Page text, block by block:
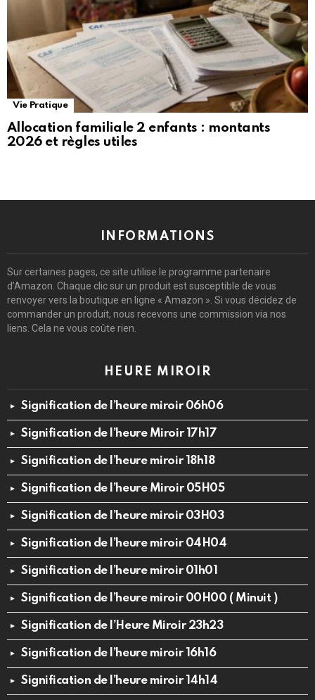
Vie Pratique
Allocation familiale 2 enfants : montants
2026 et règles utiles
INFORMATIONS
Sur certaines pages, ce site utilise le programme partenaire
d’Amazon. Chaque clic sur un produit est susceptible de vous
renvoyer vers la boutique en ligne « Amazon ». Si vous décidez de
commander un produit, nous recevons une commission via nos
liens. Cela ne vous coûte rien.
HEURE MIROIR
Signification de l’heure miroir 06h06
Signification de l’heure Miroir 17h17
Signification de l’heure miroir 18h18
Signification de l’heure Miroir 05H05
Signification de l’heure miroir 03H03
Signification de l’heure miroir 04H04
Signification de l’heure miroir 01h01
Signification de l’heure miroir 00H00 ( Minuit )
Signification de l’Heure Miroir 23h23
Signification de l’heure miroir 16h16
Signification de l’heure miroir 14h14